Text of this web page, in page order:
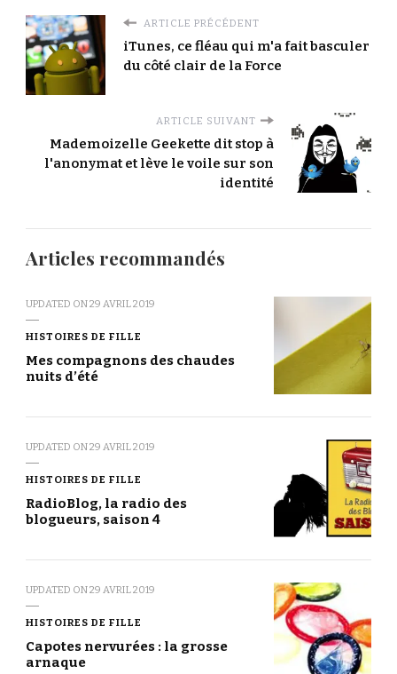
ARTICLE PRÉCÉDENT
iTunes, ce fléau qui m'a fait basculer
du côté clair de la Force
ARTICLE SUIVANT
Mademoizelle Geekette dit stop à
l'anonymat et lève le voile sur son
identité
Articles recommandés
UPDATED ON29 AVRIL 2019
HISTOIRES DE FILLE
Mes compagnons des chaudes
nuits d’été
UPDATED ON29 AVRIL 2019
HISTOIRES DE FILLE
RadioBlog, la radio des
blogueurs, saison 4
UPDATED ON29 AVRIL 2019
HISTOIRES DE FILLE
Capotes nervurées : la grosse
arnaque